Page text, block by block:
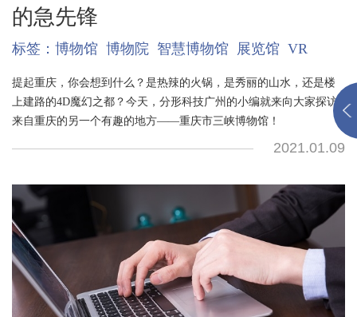
的急先锋
标签： 博物馆 博物院 智慧博物馆 展览馆 VR
提起重庆，你会想到什么？是热辣的火锅，是秀丽的山水，还是楼
上建路的4D魔幻之都？今天，分形科技广州的小编就来向大家探访
来自重庆的另一个有趣的地方——重庆市三峡博物馆！
2021.01.09